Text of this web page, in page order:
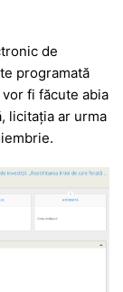
de
programată
fi făcute abia
licitația ar urma